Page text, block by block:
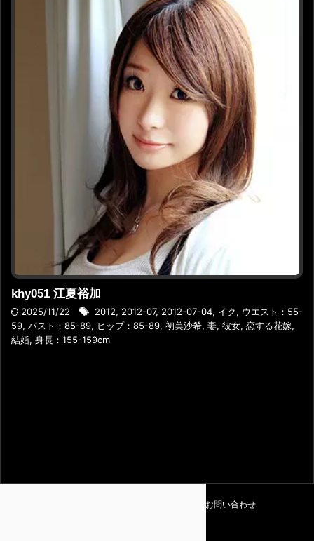
khy051 江夏裕加
2025/11/22 2012, 2012-07, 2012-07-04, イク, ウエスト：55-
59, バスト：85-89, ヒップ：85-89, 初美沙希, 妻, 彼女, 恋する花嫁,
結婚, 身長：155-159cm
お問い合わせ